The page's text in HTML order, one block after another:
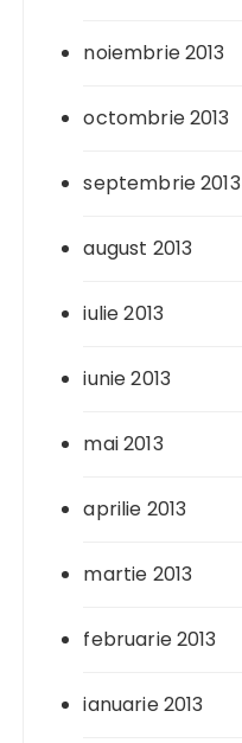
noiembrie 2013
octombrie 2013
septembrie 2013
august 2013
iulie 2013
iunie 2013
mai 2013
aprilie 2013
martie 2013
februarie 2013
ianuarie 2013